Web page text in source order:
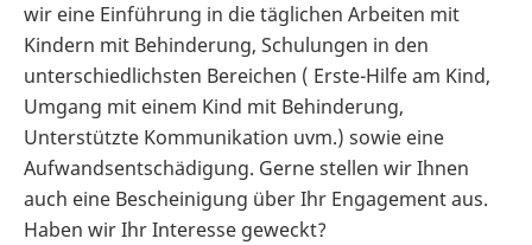
wir eine Einführung in die täglichen Arbeiten mit
Kindern mit Behinderung, Schulungen in den
unterschiedlichsten Bereichen ( Erste-Hilfe am Kind,
Umgang mit einem Kind mit Behinderung,
Unterstützte Kommunikation uvm.) sowie eine
Aufwandsentschädigung. Gerne stellen wir Ihnen
auch eine Bescheinigung über Ihr Engagement aus.
Haben wir Ihr Interesse geweckt?